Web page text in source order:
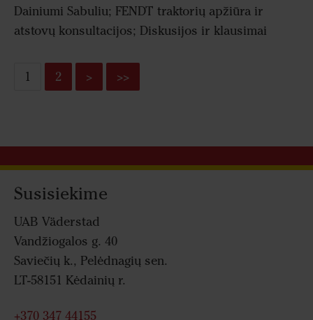
Dainiumi Sabuliu; FENDT traktorių apžiūra ir
atstovų konsultacijos; Diskusijos ir klausimai
1 2 > >>
Susisiekime
UAB Väderstad
Vandžiogalos g. 40
Saviečių k., Pelėdnagių sen.
LT-58151 Kėdainių r.
+370 347 44155